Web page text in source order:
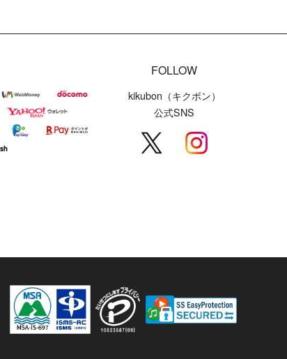
FOLLOW
kikubon（キクボン）
公式SNS